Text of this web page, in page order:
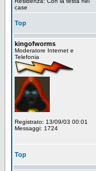
case
Top
kingofworms
Moderatore Internet e
Telefonia
Registrato: 13/09/03 00:01
Messaggi: 1724
Top